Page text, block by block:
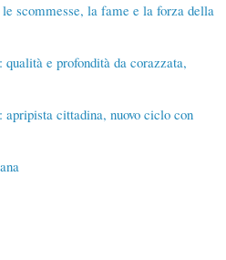
scommesse, la fame e la forza della
e profondità da corazzata,
cittadina, nuovo ciclo con